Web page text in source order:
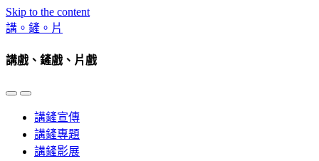
Skip to the content
講。鏟。片
講戲、鏟戲、片戲
Toggle
mobile
Toggle
search
field
講鏟宣傳
講鏟專題
講鏟影展